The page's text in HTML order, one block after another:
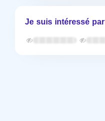
Je suis intéressé par